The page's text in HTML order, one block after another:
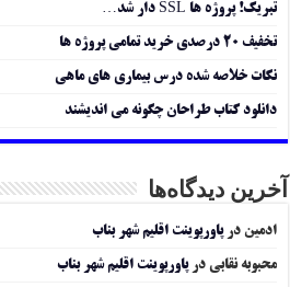
تبریک! پروژه ها SSL دار شد…
تخفیف ۲۰ درصدی خرید تمامی پروژه ها
نکات خلاصه شده درس بیماری های ماهی
دانلود کتاب طراحان چگونه می اندیشند
آخرین دیدگاه‌ها
ادمین درپاورپوینت اقلیم شهر بناب
محبوبه نقابی درپاورپوینت اقلیم شهر بناب